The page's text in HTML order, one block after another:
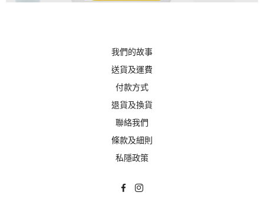
我們的故事
送貨及運費
付款方式
退貨及換貨
聯絡我們
條款及細則
私隱政策
Translation Missing: Zh-
Translation Missing: Zh-